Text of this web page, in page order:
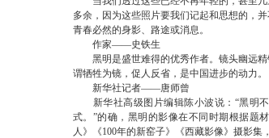
多余，因为这些照片要我们记起和思想的，
青春必然的身影、路途或消息。
作家——史铁生
黑明是盛世难得的优秀作者。镜头幽远精
谓牺牲为镜，促人反省，是中国进步的动力。
新华社记者——唐师曾
新华社高级图片编辑陈小波说：“黑明不
式。”的确，黑明的影像在不同时期根据题
人》《100年的新窑子》《西藏影像》摄影